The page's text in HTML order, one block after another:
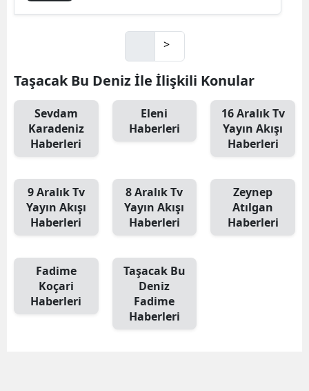
>
Taşacak Bu Deniz İle İlişkili Konular
Sevdam
Karadeniz
Haberleri
Eleni
Haberleri
16 Aralık Tv
Yayın Akışı
Haberleri
9 Aralık Tv
Yayın Akışı
Haberleri
8 Aralık Tv
Yayın Akışı
Haberleri
Zeynep
Atılgan
Haberleri
Fadime
Koçari
Haberleri
Taşacak Bu
Deniz
Fadime
Haberleri